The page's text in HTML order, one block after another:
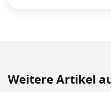
Weitere Artikel